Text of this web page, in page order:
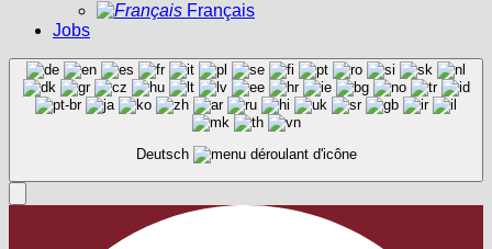
Français
Jobs
Deutsch